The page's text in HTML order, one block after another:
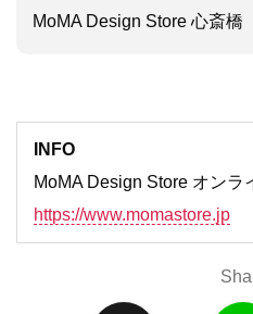
MoMA Design Store 心斎橋
INFO
MoMA Design Store オンラ
https://www.momastore.jp